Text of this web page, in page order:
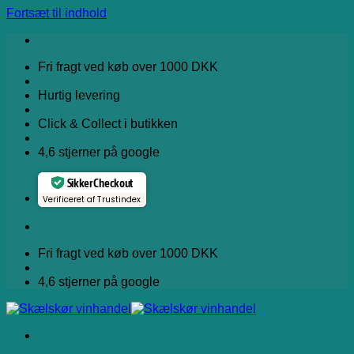
Fortsæt til indhold
Fri fragt ved køb over 1000 DKK
Hurtig levering
Click & Collect i butikken
4,6 stjerner på google
Sikker Checkout
Verificeret af Trustindex
Fri fragt ved køb over 1000 DKK
4,6 stjerner på google